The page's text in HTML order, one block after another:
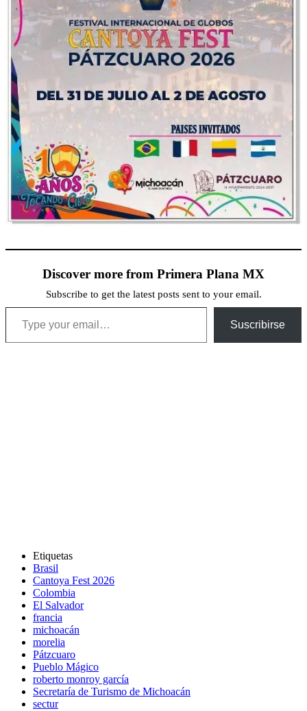
Discover more from Primera Plana MX
Subscribe to get the latest posts sent to your email.
Type your email…
Suscribirse
Etiquetas
Brasil
Cantoya Fest 2026
Colombia
El Salvador
francia
michoacán
morelia
Pátzcuaro
Pueblo Mágico
roberto monroy garcía
Secretaría de Turismo de Michoacán
sectur